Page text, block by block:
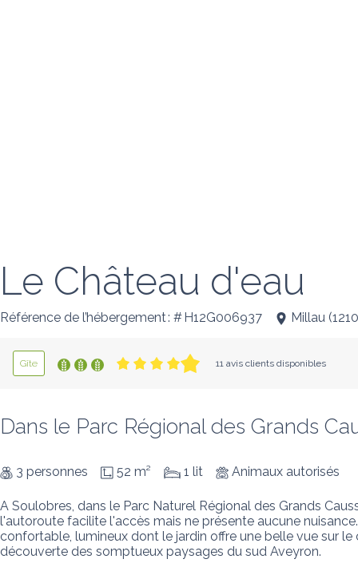
Le Château d'eau
Référence de l’hébergement : # H12G006937 Millau (
Gîte 11 avis clients disponibles
Dans le Parc Régional des Grands
3 personnes 52 m² 1 lit Animaux autorisés
A Soulobres, dans le Parc Naturel Régional des Grands
l'autoroute facilite l'accès mais ne présente aucune
confortable, lumineux dont le jardin offre une belle vue sur
découverte des somptueux paysages du sud Aveyron.